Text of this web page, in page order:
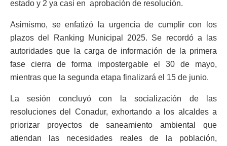
estado y 2 ya casi en aprobación de resolución.
Asimismo, se enfatizó la urgencia de cumplir con los
plazos del Ranking Municipal 2025. Se recordó a las
autoridades que la carga de información de la primera
fase cierra de forma impostergable el 30 de mayo,
mientras que la segunda etapa finalizará el 15 de junio.
La sesión concluyó con la socialización de las
resoluciones del Conadur, exhortando a los alcaldes a
priorizar proyectos de saneamiento ambiental que
atiendan las necesidades reales de la población,